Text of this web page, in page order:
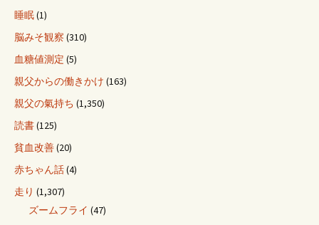
睡眠(1)
脳みそ観察 (310)
血糖値測定 (5)
親父からの働きかけ (163)
親父の氣持ち (1,350)
読書(125)
貧血改善(20)
赤ちゃん話(4)
走り (1,307)
ズームフライ (47)